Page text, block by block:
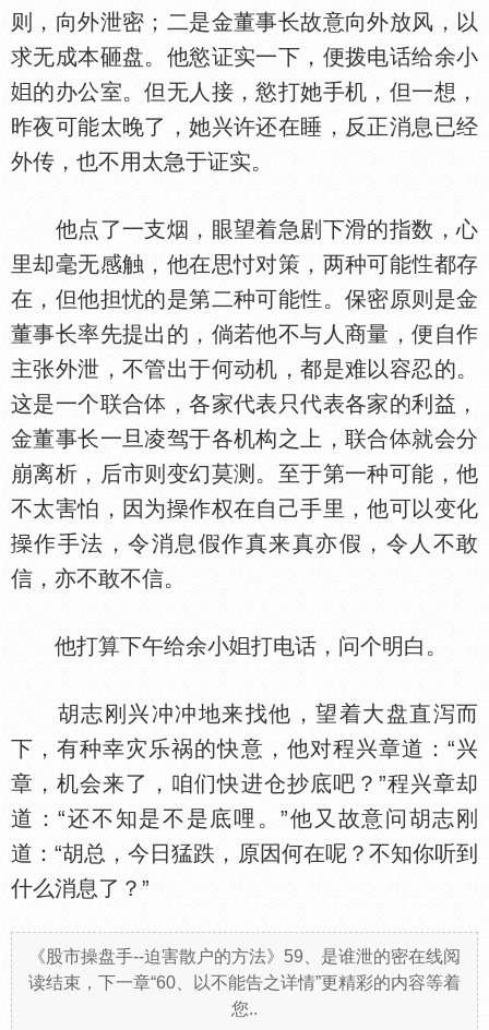
则，向外泄密；二是金董事长故意向外放风，以
求无成本砸盘。他慾证实一下，便拨电话给余小
的办公室。但无人接，慾打她手机，但一想，
昨夜可能太晚了，她兴许还在睡，反正消息已经
外传，也不用太急于证实。
他点了一支烟，眼望着急剧下滑的指数，心
里却毫无感触，他在思忖对策，两种可能
都存
在，但他担忧的是第二种可能
。保密原则是金
董事长率先提出的，倘若他不与人商量，便自作
主张外泄，不管出于何动机，都是难以容忍的。
这是一个联合
，各家代表只代表各家的利益，
金董事长一旦凌驾于各机构之上，联合
就会分
崩离析，后市则变幻莫测。至于第一种可能，他
不太害怕，因为
作权在自己手里，他可以变化
作手法，令消息假作真来真亦假，令人不敢
信，亦不敢不信。
他打算下午给余小 打电话，问个明白。
胡志刚兴冲冲地来找他，望着大盘直泻而
下，有种幸灾乐祸的快意，他对程兴章道：“兴
章，机会来了，咱们快进仓抄底吧？”程兴章却
道：“还不知是不是底哩。”他又故意问胡志刚
道：“胡总，今日猛跌，原因何在呢？不知你听到
什么消息了？”
《股市操盘手--迫害散户的方法》59、是谁泄的密在线阅
读结束，下一章“60、以不能告之详情”更精彩的内容等着
您..